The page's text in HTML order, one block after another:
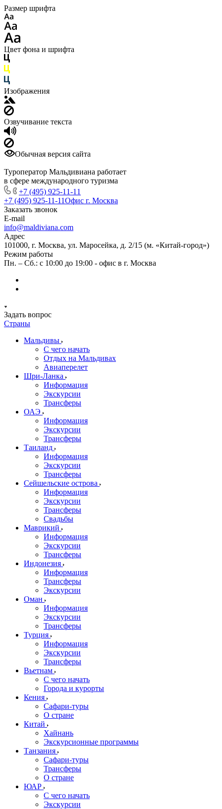
Размер шрифта
Цвет фона и шрифта
Изображения
Озвучивание текста
Обычная версия сайта
Туроператор Мальдивиана работает
в сфере международного туризма
+7 (495) 925-11-11
+7 (495) 925-11-11Офис г. Москва
Заказать звонок
E-mail
info@maldiviana.com
Адрес
101000, г. Москва, ул. Маросейка, д. 2/15 (м. «Китай-город»)
Режим работы
Пн. – Сб.: с 10:00 до 19:00 - офис в г. Москва
Задать вопрос
Страны
Мальдивы
С чего начать
Отдых на Мальдивах
Авиаперелет
Шри-Ланка
Информация
Экскурсии
Трансферы
ОАЭ
Информация
Экскурсии
Трансферы
Таиланд
Информация
Экскурсии
Трансферы
Сейшельские острова
Информация
Экскурсии
Трансферы
Свадьбы
Маврикий
Информация
Экскурсии
Трансферы
Индонезия
Информация
Трансферы
Экскурсии
Оман
Информация
Экскурсии
Трансферы
Турция
Информация
Экскурсии
Трансферы
Вьетнам
С чего начать
Города и курорты
Кения
Сафари-туры
О стране
Китай
Хайнань
Экскурсионные программы
Танзания
Сафари-туры
Трансферы
О стране
ЮАР
С чего начать
Экскурсии